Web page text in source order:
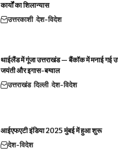
कार्यों का शिलान्यास
उत्तरकाशी देश-विदेश
थाईलैंड में गूंजा उत्तराखंड — बैंकॉक में मनाई गई
जयंती और इगास-बग्वाल
उत्तराखंड दिल्ली देश-विदेश
आईएफएटी इंडिया 2025 मुंबई में हुआ शुरू
देश-विदेश